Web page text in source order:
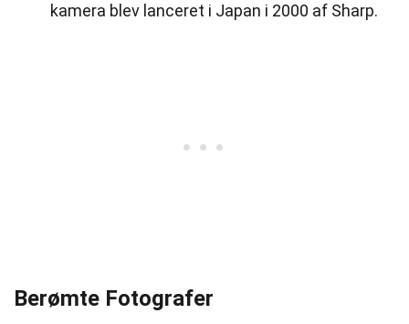
kamera blev lanceret i Japan i 2000 af Sharp.
Berømte Fotografer